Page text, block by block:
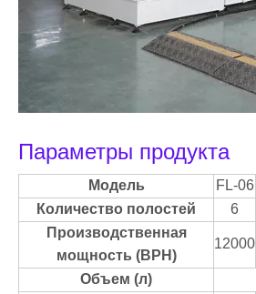
Параметры продукта
Модель FL-06
Количество полостей
6
Производственная
мощность (BPH)
12000
Объем (л)